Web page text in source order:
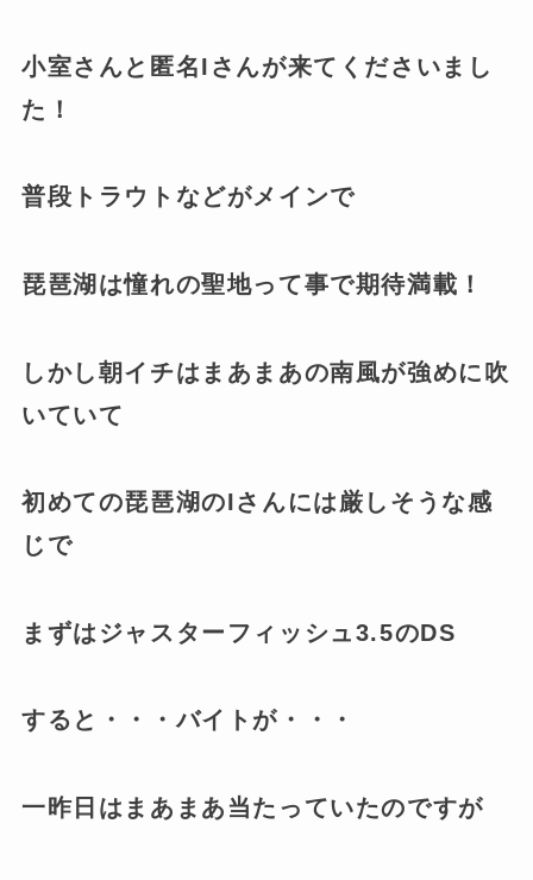
小室さんと匿名Iさんが来てくださいまし
た！
普段トラウトなどがメインで
琵琶湖は憧れの聖地って事で期待満載！
しかし朝イチはまあまあの南風が強めに吹
いていて
初めての琵琶湖のIさんには厳しそうな感
じで
まずはジャスターフィッシュ3.5のDS
すると・・・バイトが・・・
一昨日はまあまあ当たっていたのですが